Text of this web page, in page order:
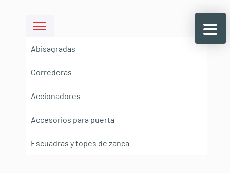
Abisagradas
Correderas
Accionadores
Accesorios para puerta
Escuadras y topes de zanca